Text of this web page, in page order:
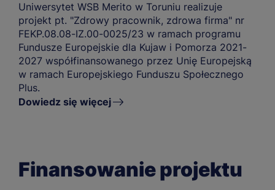
Uniwersytet WSB Merito w Toruniu realizuje
projekt pt. "Zdrowy pracownik, zdrowa firma" nr
FEKP.08.08-IZ.00-0025/23 w ramach programu
Fundusze Europejskie dla Kujaw i Pomorza 2021-
2027 współfinansowanego przez Unię Europejską
w ramach Europejskiego Funduszu Społecznego
Plus.
Dowiedz się więcej
Finansowanie projektu